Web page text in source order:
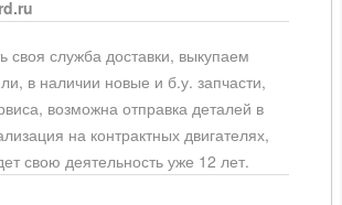
своя служба доставки, выкупаем
в наличии новые и б.у. запчасти,
возможна отправка деталей в
на контрактных двигателях,
свою деятельность уже 12 лет.